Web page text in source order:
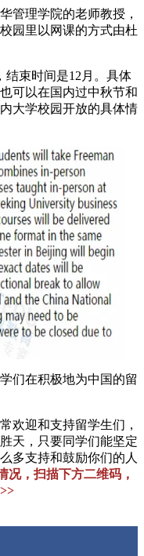
理学院的老师教授，
园里以网课的方式由杜
束时间是12月。具体
可以在国内过中秋节和
大学校园开放的具体情
在积极地为中国的留
迎和支持留学生们，
天，只要同学们能坚定
多支持和鼓励你们的人
况，扫描下方二维码，